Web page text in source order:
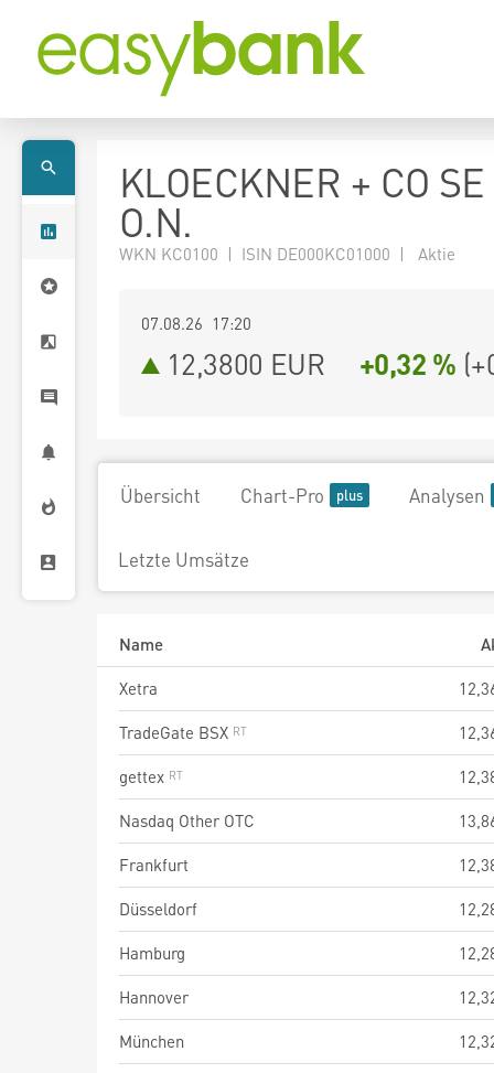
KLOECKNER + CO
O.N.
WKN KC0100 | ISIN DE000KC01000 | Aktie
07.08.26 17:20
12,3800 EUR +0,32 % (
Übersicht Chart-Pro Analysen
Letzte Umsätze
Name
Xetra
TradeGate BSX
gettex
Nasdaq Other OTC
Frankfurt
Düsseldorf
Hamburg
Hannover
München